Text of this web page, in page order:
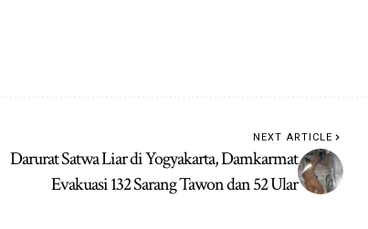
NEXT ARTICLE
Darurat Satwa Liar di Yogyakarta, Damkarmat
Evakuasi 132 Sarang Tawon dan 52 Ular